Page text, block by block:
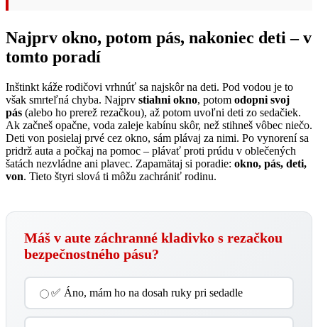
Najprv okno, potom pás, nakoniec deti – v
tomto poradí
Inštinkt káže rodičovi vrhnúť sa najskôr na deti. Pod vodou je to
však smrteľná chyba. Najprv stiahni okno, potom odopni svoj
pás (alebo ho prerež rezačkou), až potom uvoľni deti zo sedačiek.
Ak začneš opačne, voda zaleje kabínu skôr, než stihneš vôbec niečo.
Deti von posielaj prvé cez okno, sám plávaj za nimi. Po vynorení sa
pridrž auta a počkaj na pomoc – plávať proti prúdu v oblečených
šatách nezvládne ani plavec. Zapamätaj si poradie: okno, pás, deti,
von. Tieto štyri slová ti môžu zachrániť rodinu.
Máš v aute záchranné kladivko s rezačkou
bezpečnostného pásu?
✅ Áno, mám ho na dosah ruky pri sedadle